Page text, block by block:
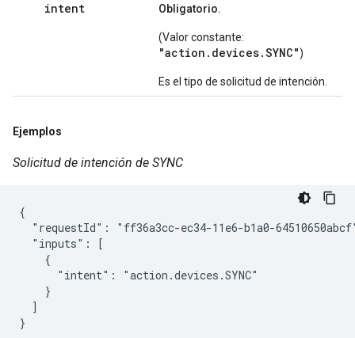
intent Obligatorio.
(Valor constante:
"action.devices.SYNC")
Es el tipo de solicitud de intención.
Ejemplos
Solicitud de intención de SYNC
{
"requestId": "ff36a3cc-ec34-11e6-b1a0-
  "inputs": [
    {
      "intent": "action.devices.SYNC"
    }
  ]
}